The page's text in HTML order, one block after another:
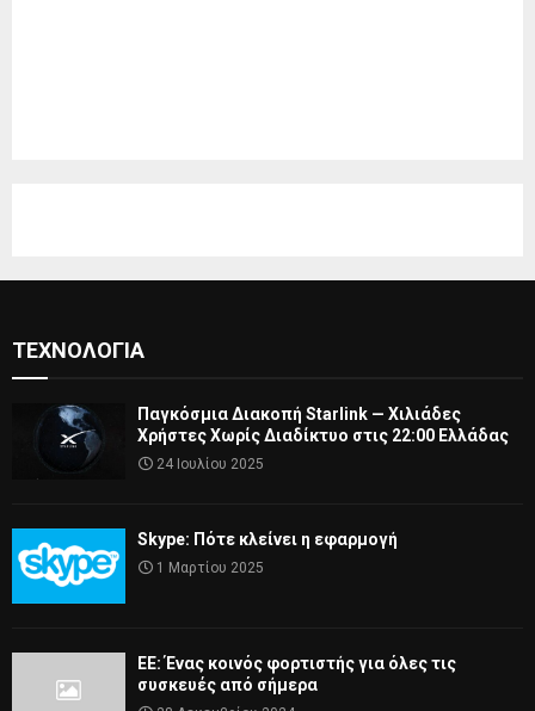
ΤΕΧΝΟΛΟΓΊΑ
Παγκόσμια Διακοπή Starlink — Χιλιάδες
Χρήστες Χωρίς Διαδίκτυο στις 22:00 Ελλάδας
24 Ιουλίου 2025
Skype: Πότε κλείνει η εφαρμογή
1 Μαρτίου 2025
ΕΕ: Ένας κοινός φορτιστής για όλες τις
συσκευές από σήμερα